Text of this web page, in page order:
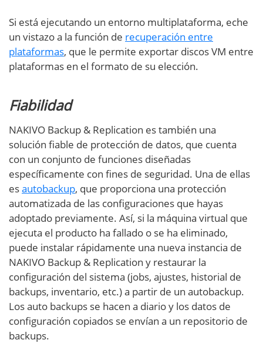
Si está ejecutando un entorno multiplataforma, eche
un vistazo a la función de recuperación entre
plataformas, que le permite exportar discos VM entre
plataformas en el formato de su elección.
Fiabilidad
NAKIVO Backup & Replication es también una
solución fiable de protección de datos, que cuenta
con un conjunto de funciones diseñadas
específicamente con fines de seguridad. Una de ellas
esautobackup, que proporciona una protección
automatizada de las configuraciones que hayas
adoptado previamente. Así, si la máquina virtual que
ejecuta el producto ha fallado o se ha eliminado,
puede instalar rápidamente una nueva instancia de
NAKIVO Backup & Replication y restaurar la
configuración del sistema (jobs, ajustes, historial de
backups, inventario, etc.) a partir de un autobackup.
Los auto backups se hacen a diario y los datos de
configuración copiados se envían a un repositorio de
backups.